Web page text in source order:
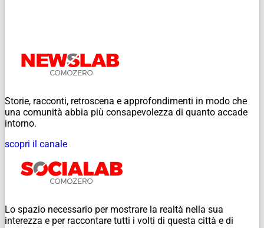
Storie, racconti, retroscena e approfondimenti in modo che
una comunità abbia più consapevolezza di quanto accade
intorno.
scopri il canale
Lo spazio necessario per mostrare la realtà nella sua
interezza e per raccontare tutti i volti di questa città e di